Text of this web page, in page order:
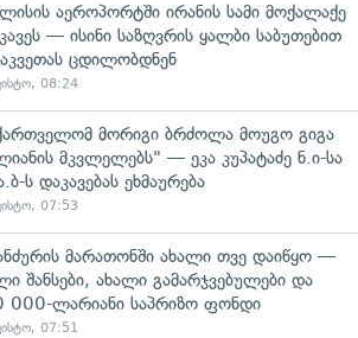
აეროპორტში ირანის სამი მოქალაქე
— ისინი საზღვრის ყალბი საბუთებით
ცდილობდნენ
08:24
მორიგი ბრძოლა მოუგო გიგა
მკვლელებს" — ეკა კუპატაძე ნ.ი-სა
ს დაკავებას ეხმაურება
07:53
მარათონში ახალი თვე დაიწყო —
შანსები, ახალი გამარჯვებულები და
000-ლარიანი საპრიზო ფონდი
07:51